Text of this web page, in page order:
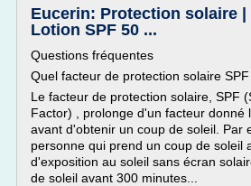
Eucerin: Protection solaire |
Lotion SPF 50 ...
Questions fréquentes
Quel facteur de protection solaire
Le facteur de protection solaire, SPF
Factor) , prolonge d'un facteur donné
avant d'obtenir un coup de soleil. Par
personne qui prend un coup de soleil
d'exposition au soleil sans écran
de soleil avant 300 minutes...